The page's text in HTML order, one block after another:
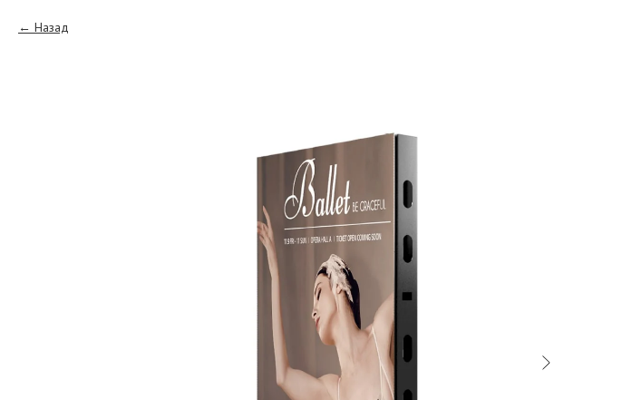
Назад